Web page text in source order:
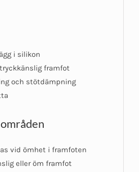
i silikon
framfot
och stötdämpning
vid ömhet i framfoten
eller öm framfot